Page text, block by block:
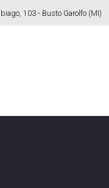
103 - Busto Garolfo (MI)